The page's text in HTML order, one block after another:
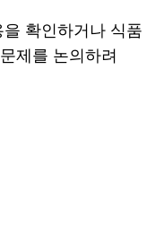
확인하거나 식품
제를 논의하려